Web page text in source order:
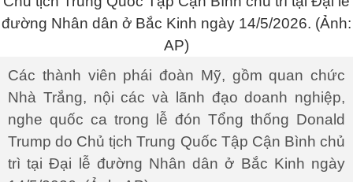
Các thành viên phái đoàn Mỹ, gồm quan chức
Nhà Trắng, nội các và lãnh đạo doanh nghiệp,
nghe quốc ca trong lễ đón Tổng thống Donald
Trump do Chủ tịch Trung Quốc Tập Cận Bình chủ
trì tại Đại lễ đường Nhân dân ở Bắc Kinh ngày